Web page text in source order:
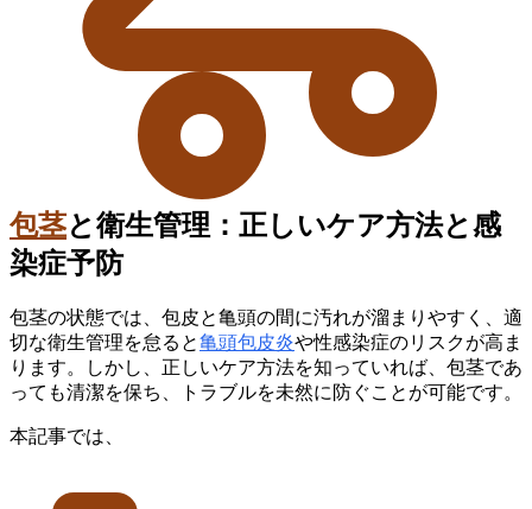
包茎と衛生管理：正しいケア方法と感
染症予防
包茎の状態では、包皮と亀頭の間に汚れが溜まりやすく、適
切な衛生管理を怠ると亀頭包皮炎や性感染症のリスクが高ま
ります。しかし、正しいケア方法を知っていれば、包茎であ
っても清潔を保ち、トラブルを未然に防ぐことが可能です。
本記事では、